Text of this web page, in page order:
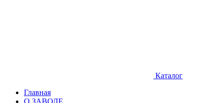
Каталог
Главная
О ЗАВОДЕ